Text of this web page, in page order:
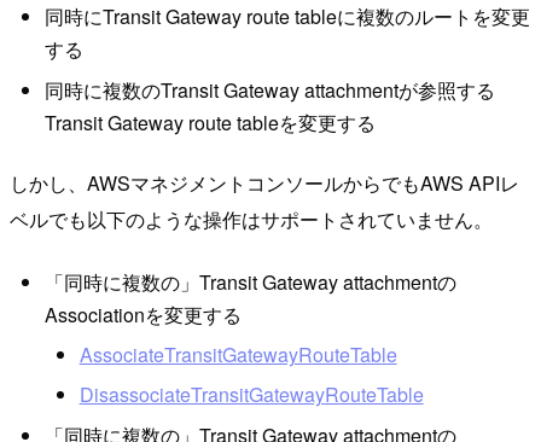
同時にTransit Gateway route tableに複数のルートを変更
する
同時に複数のTransit Gateway attachmentが参照する
Transit Gateway route tableを変更する
しかし、AWSマネジメントコンソールからでもAWS APIレ
ベルでも以下のような操作はサポートされていません。
「同時に複数の」Transit Gateway attachmentの
Associationを変更する
AssociateTransitGatewayRouteTable
DisassociateTransitGatewayRouteTable
「同時に複数の」Transit Gateway attachmentの